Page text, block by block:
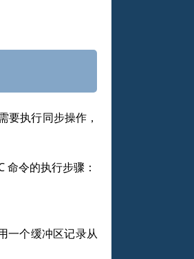
要执行同步操作，
命令的执行步骤：
一个缓冲区记录从